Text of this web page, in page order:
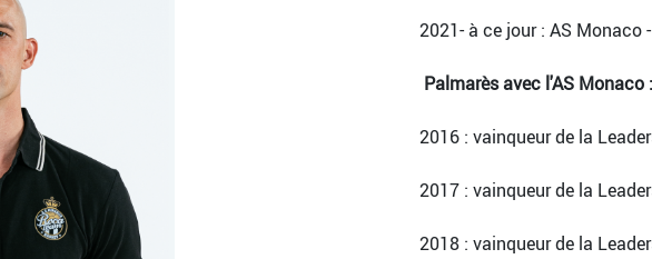
2021- à ce jour : AS Monaco
Palmarès avec l'AS Monaco :
2016 : vainqueur de la
2017 : vainqueur de la
2018 : vainqueur de la